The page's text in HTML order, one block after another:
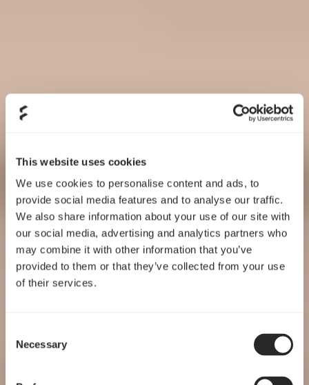
This website uses cookies
We use cookies to personalise content and ads, to
provide social media features and to analyse our traffic.
We also share information about your use of our site with
our social media, advertising and analytics partners who
may combine it with other information that you’ve
provided to them or that they’ve collected from your use
of their services.
Selection
Necessary